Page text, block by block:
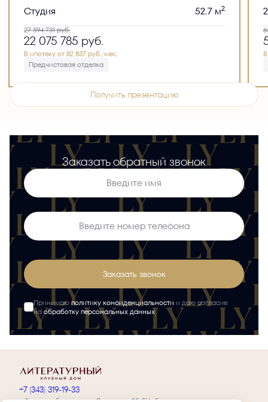
Студия 52.7 м2
27 594 731руб.
22 075 785 руб.
В ипотеку от 82 837 руб./мес.
Предчистовая отделка
Получить презентацию
Заказать обратный звонок
Заказать звонок
Принимаюполитику конфиденциальности и даю согласие
наобработку персональных данных
+7 (343) 319-19-33